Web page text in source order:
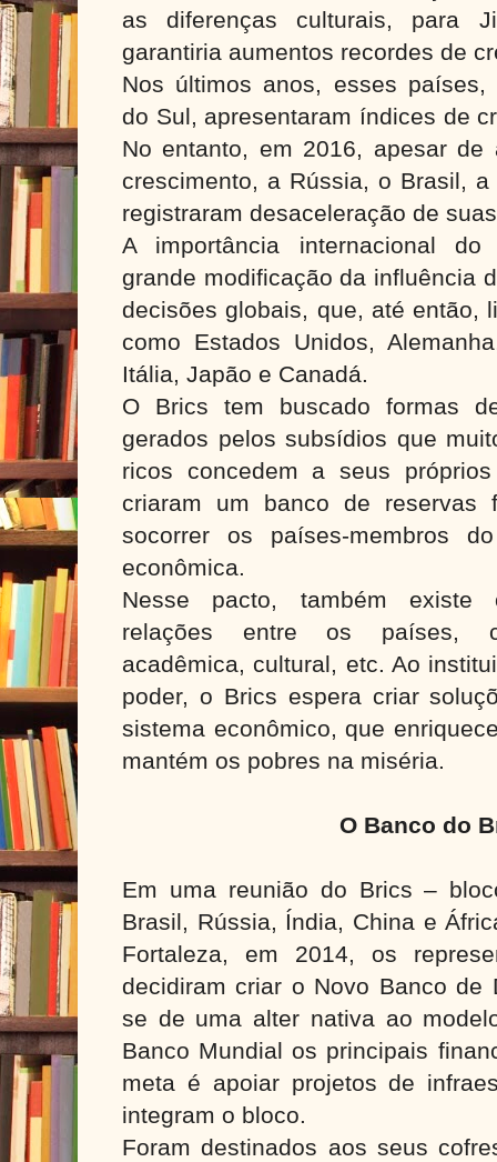
as diferenças culturais, para
garantiria aumentos recordes de
Nos últimos anos, esses
do Sul, apresentaram índices de
No entanto, em 2016, apesar
crescimento, a Rússia, o Brasil,
registraram desaceleração de
A importância internacional
grande modificação da influência
decisões globais, que, até então,
como Estados Unidos,
Itália, Japão e Canadá.
O Brics tem buscado formas
gerados pelos subsídios que
ricos concedem a seus
criaram um banco de reservas
socorrer os países-membros
econômica.
Nesse pacto, também existe
relações entre os países,
acadêmica, cultural, etc. Ao
poder, o Brics espera criar
sistema econômico, que
mantém os pobres na miséria.
O Banco do
Em uma reunião do Brics –
Brasil, Rússia, Índia, China e
Fortaleza, em 2014, os
decidiram criar o Novo Banco de
se de uma alter nativa ao
Banco Mundial os principais
meta é apoiar projetos de
integram o bloco.
Foram destinados aos seus